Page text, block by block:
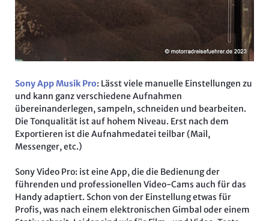
Sony App Musik Pro: Lässt viele manuelle Einstellungen zu
und kann ganz verschiedene Aufnahmen
übereinanderlegen, sampeln, schneiden und bearbeiten.
Die Tonqualität ist auf hohem Niveau. Erst nach dem
Exportieren ist die Aufnahmedatei teilbar (Mail,
Messenger, etc.)
Sony Video Pro: ist eine App, die die Bedienung der
führenden und professionellen Video-Cams auch für das
Handy adaptiert. Schon von der Einstellung etwas für
Profis, was nach einem elektronischen Gimbal oder einem